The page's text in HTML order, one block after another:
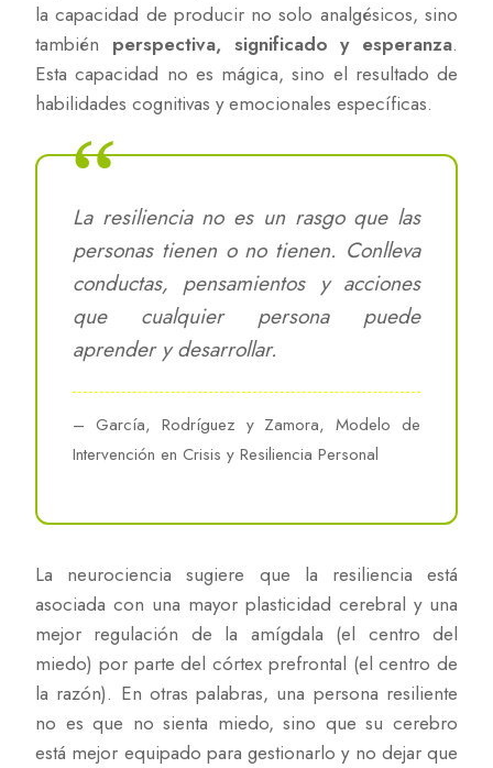
la capacidad de producir no solo analgésicos, sino
también perspectiva, significado y esperanza.
Esta capacidad no es mágica, sino el resultado de
habilidades cognitivas y emocionales específicas.
La resiliencia no es un rasgo que las
personas tienen o no tienen. Conlleva
conductas, pensamientos y acciones
que cualquier persona puede
aprender y desarrollar.
– García, Rodríguez y Zamora, Modelo de
Intervención en Crisis y Resiliencia Personal
La neurociencia sugiere que la resiliencia está
asociada con una mayor plasticidad cerebral y una
mejor regulación de la amígdala (el centro del
miedo) por parte del córtex prefrontal (el centro de
la razón). En otras palabras, una persona resiliente
no es que no sienta miedo, sino que su cerebro
está mejor equipado para gestionarlo y no dejar que